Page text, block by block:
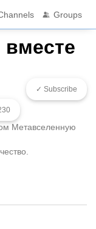
Groups
вместе
✓ Subscribe
Метавселенную